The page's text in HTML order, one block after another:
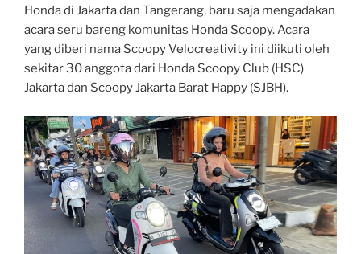
Honda di Jakarta dan Tangerang, baru saja mengadakan
acara seru bareng komunitas Honda Scoopy. Acara
yang diberi nama Scoopy Velocreativity ini diikuti oleh
sekitar 30 anggota dari Honda Scoopy Club (HSC)
Jakarta dan Scoopy Jakarta Barat Happy (SJBH).